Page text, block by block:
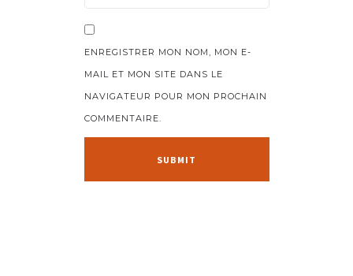
ENREGISTRER MON NOM, MON E-
MAIL ET MON SITE DANS LE
NAVIGATEUR POUR MON PROCHAIN
COMMENTAIRE.